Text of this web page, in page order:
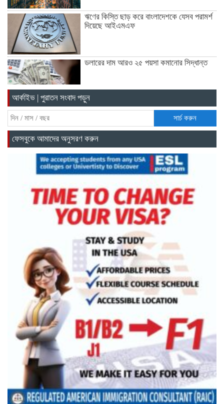
ঋণের কিস্তি ছাড় করে বাংলাদেশকে যেসব পরামর্শ
দিয়েছে আইএমএফ
ডলারের দাম আরও ২৫ পয়সা কমানোর সিদ্ধান্ত
১৮ ডিসেম্বর থেকে আন্দোলনে নতুন মাত্রা যোগ
খুলনায় অবরোধের সমর্থনে দুপুরে ও সন্ধ্যায়
বিএনপির মিছিল
রেললাইন কাটা, গাড়িতে আগুন—এ কোন
রাজনীতি, প্রশ্ন তথ্যমন্ত্রীর
আমরা প্রতিদ্বন্দ্বিতাপূর্ণ নির্বাচন চাই: না‌ছিম
পাকিস্তানে থানায় ‘আত্মঘাতী’ হামলায় নিহত ৬,
আহত ২৫
ভূরাজনীতির নেতিবাচক প্রভাব পড়তে শুরু করেছে:
এফবিসিসিআই
চীনের বেল্ট অ্যান্ড রোড উদ্যোগে আর থাকছে না
ইতালি
আর্কাইভ | পুরাতন সংবাদ পড়ুন
সার্চ করুন
ফেসবুকে আমাদের অনুসরণ করুন